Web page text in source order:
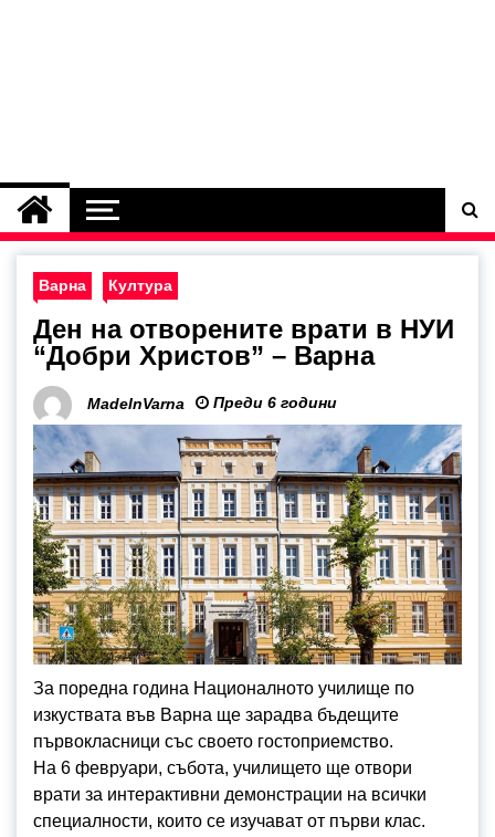
Варна Култура
Ден на отворените врати в НУИ
“Добри Христов” – Варна
MadeInVarna Преди 6 години
За поредна година Националното училище по
изкуствата във Варна ще зарадва бъдещите
първокласници със своето гостоприемство.
На 6 февруари, събота, училището ще отвори
врати за интерактивни демонстрации на всички
специалности, които се изучават от първи клас.